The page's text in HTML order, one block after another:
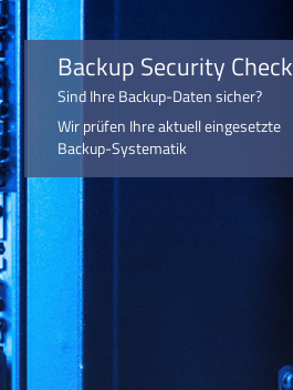
Backup Security Check
Sind Ihre Backup-Daten sicher?
Wir prüfen Ihre aktuell eingesetzte
Backup-Systematik